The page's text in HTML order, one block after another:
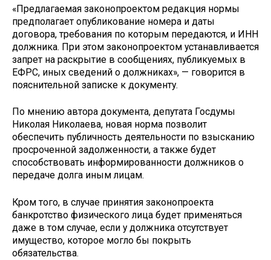
«Предлагаемая законопроектом редакция нормы
предполагает опубликование номера и даты
договора, требования по которым передаются, и ИНН
должника. При этом законопроектом устанавливается
запрет на раскрытие в сообщениях, публикуемых в
ЕФРС, иных сведений о должниках», — говорится в
пояснительной записке к документу.
По мнению автора документа, депутата Госдумы
Николая Николаева, новая норма позволит
обеспечить публичность деятельности по взысканию
просроченной задолженности, а также будет
способствовать информированности должников о
передаче долга иным лицам.
Кром того, в случае принятия законопроекта
банкротство физического лица будет применяться
даже в том случае, если у должника отсутствует
имущество, которое могло бы покрыть
обязательства.